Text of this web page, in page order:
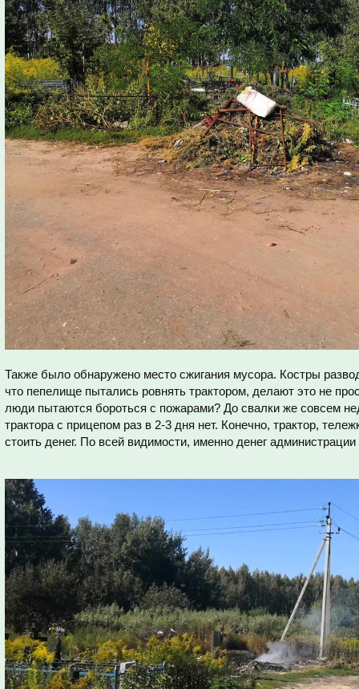
Также было обнаружено место сжигания мусора. Костры
что пепелище пытались ровнять трактором, делают это не
люди пытаются бороться с пожарами? До свалки же совсем
трактора с прицепом раз в 2-3 дня нет. Конечно, трактор,
стоить денег. По всей видимости, именно денег